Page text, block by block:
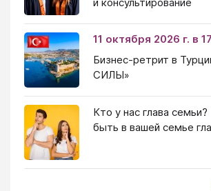
11 октября 2026 г. в
Бизнес-ретрит в
СИЛЫ»
Кто у нас глава
быть в вашей семье